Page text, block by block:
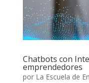
Chatbots con
emprendedores
por La Escuela de